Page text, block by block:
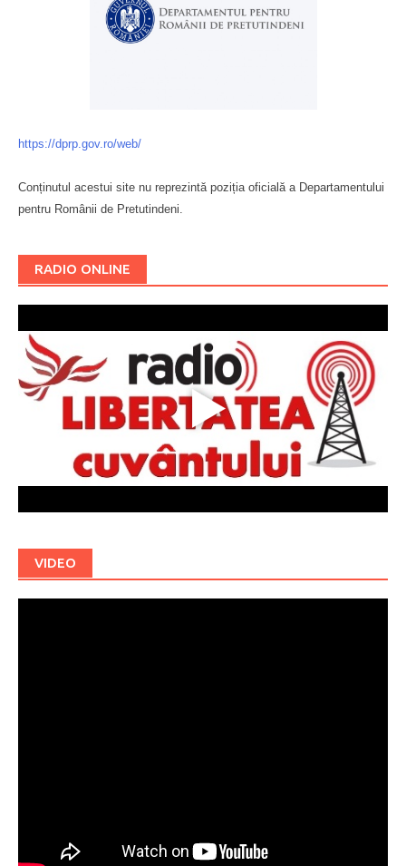
https://dprp.gov.ro/web/
Conținutul acestui site nu reprezintă poziția oficială a Departamentului
pentru Românii de Pretutindeni.
RADIO ONLINE
VIDEO